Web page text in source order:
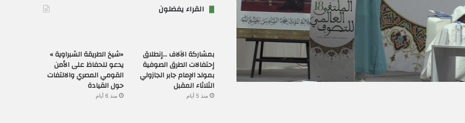
القراء يفضلون
بمشاركة الآلاف …إنطلاق
إحتفالات الطرق الصوفية
بمولد الإمام جابر الجازولي
الثلاثاء المقبل
منذ 5 أيام
«شيخ الطريقة الشبراوية »
يدعو للحفاظ على الأمن
القومي المصري والالتفات
حول القيادة
منذ 6 أيام